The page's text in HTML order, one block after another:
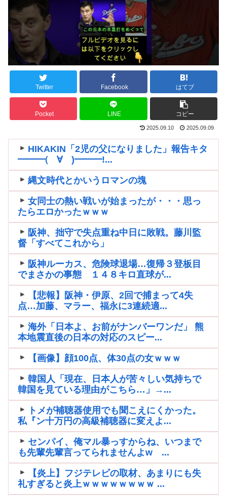
Twitter Facebook はてブ
Pocket LINE コピー
2025.09.10 2025.09.09
HIKAKIN「2児の父になりました」報告キタ
━━━(゚∀゚)━━━!...
縄文時代とかいうロマンの塊
女同士の熱い戦いが始まったが・・・思っ
たらエロかったｗｗｗ
阪神、拙守で失点重ね中日に敗戦。藤川監
督「すべてこれから」
阪神ルーカス、危険球退場…復帰３登板目
でまさかの事態 １４８キロ直球が...
【悲報】阪神・伊原、2回で捕まって4失
点…加藤、マラー、福永に3連続適...
海外「日本よ、お前がナンバーワンだ」 熊
本地震直後の日本の対応のスピー...
【画像】顔100点、体30点の女ｗｗｗ
韓国人「現在、日本人が苦々しい気持ちで
韓国を見ている理由がこちら…」→...
トメが補聴器使用でも聞こえにくかった。
私『ン十万円の高級補聴器に変えよ...
センパイ、俺マル暴っすからね、いつまで
も先輩先輩言ってられませんよw ...
【炎上】フジテレビの取材、あまりにも失
礼すぎると炎上ｗｗｗｗｗｗｗｗ ...